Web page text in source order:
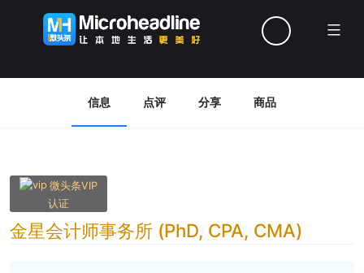
Menu
信息 点评 分享 商品
微头条VIP
认证
金星会计师事务所 (PhD, CPA, CMA)